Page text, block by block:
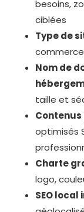
besoins,
ciblées
Type de
Nom de
taille et
optimisés
Charte
logo,
SEO local